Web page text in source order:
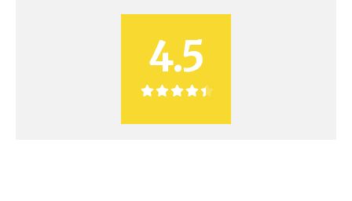
4.5